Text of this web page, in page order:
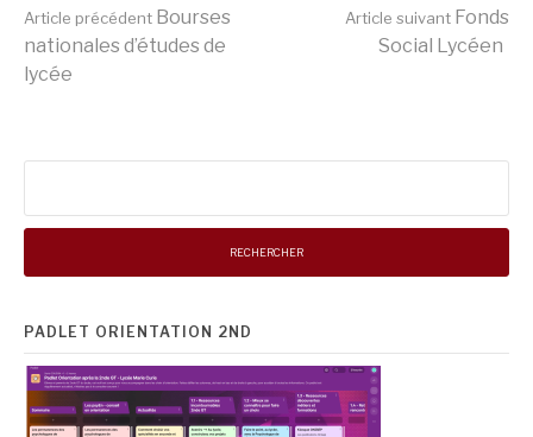
Lire
Article précédent Bourses
nationales d’études de
lycée
Article suivant Fonds
Social Lycéen
PADLET ORIENTATION 2ND